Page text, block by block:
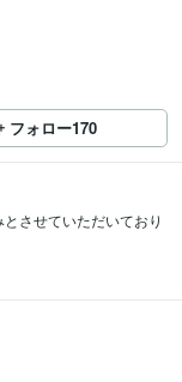
フォロー170
させていただいており